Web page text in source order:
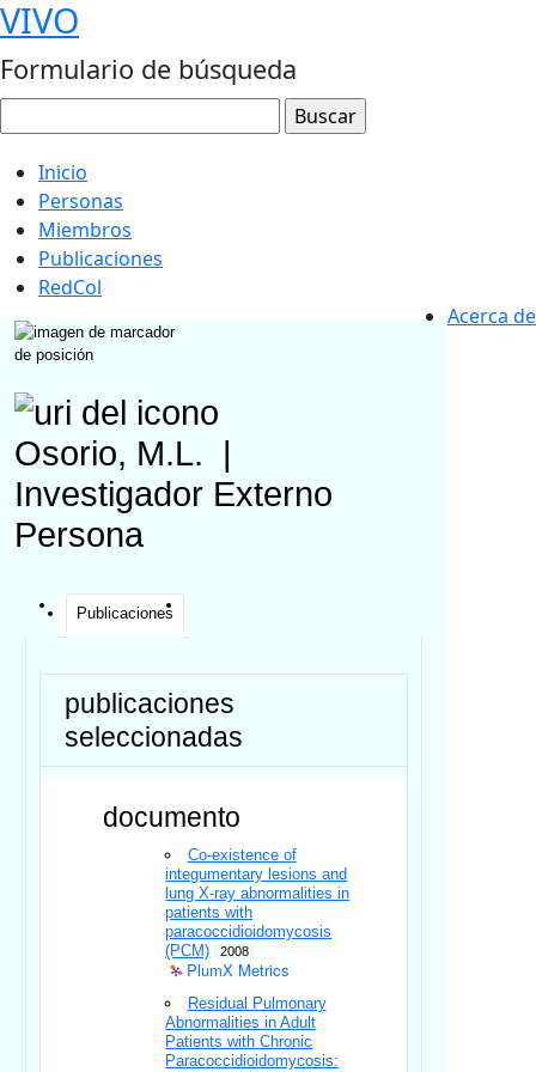
VIVO
Formulario de búsqueda
Inicio
Personas
Miembros
Publicaciones
RedCol
Acerca de
Osorio, M.L.
Investigador Externo
Persona
Publicaciones
publicaciones
seleccionadas
documento
Co-existence of
integumentary lesions and
lung X-ray abnormalities in
patients with
paracoccidioidomycosis
(PCM)
2008
PlumX Metrics
Residual Pulmonary
Abnormalities in Adult
Patients with Chronic
Paracoccidioidomycosis: